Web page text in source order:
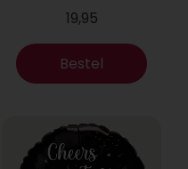
19,95
Bestel